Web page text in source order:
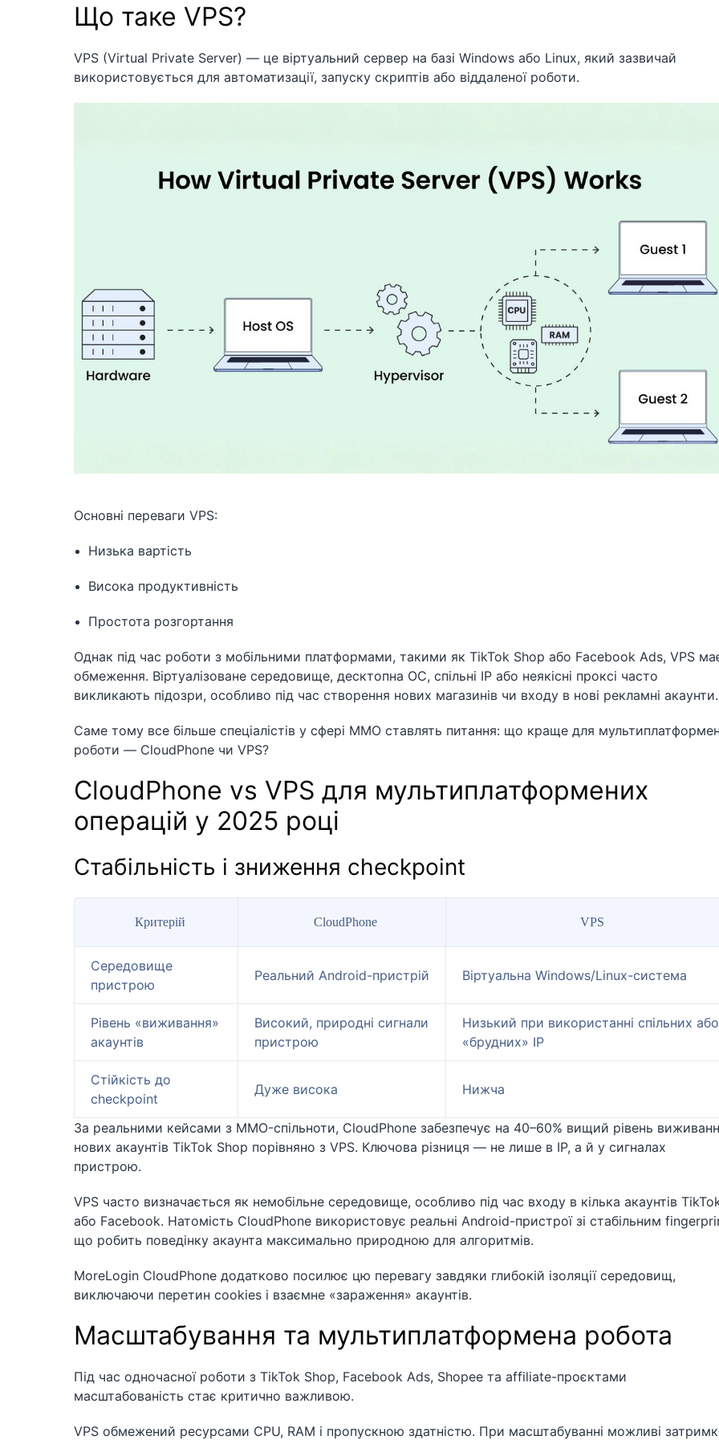
Що таке VPS?
VPS (Virtual Private Server) — це віртуальний сервер на базі Windows або Linux, який зазвичай
використовується для автоматизації, запуску скриптів або віддаленої роботи.
Основні переваги VPS:
Низька вартість
Висока продуктивність
Простота розгортання
Однак під час роботи з мобільними платформами, такими як TikTok Shop або Facebook Ads, VPS
обмеження. Віртуалізоване середовище, десктопна ОС, спільні IP або неякісні проксі часто
викликають підозри, особливо під час створення нових магазинів чи входу в нові рекламні акаунти.
Саме тому все більше спеціалістів у сфері MMO ставлять питання: що краще для
роботи — CloudPhone чи VPS?
CloudPhone vs VPS для мультиплатформених
операцій у 2025 році
Стабільність і зниження checkpoint
Критерій CloudPhone VPS
Середовище
пристрою
Реальний Android-пристрій Віртуальна Windows/Linux-система
Рівень «виживання»
акаунтів
Високий, природні сигнали
пристрою
Низький при використанні спільних або
«брудних» IP
Стійкість до
checkpoint
Дуже висока Нижча
За реальними кейсами з MMO-спільноти, CloudPhone забезпечує на 40–60% вищий рівень
нових акаунтів TikTok Shop порівняно з VPS. Ключова різниця — не лише в IP, а й у сигналах
пристрою.
VPS часто визначається як немобільне середовище, особливо під час входу в кілька акаунтів
або Facebook. Натомість CloudPhone використовує реальні Android-пристрої зі стабільним
що робить поведінку акаунта максимально природною для алгоритмів.
MoreLogin CloudPhone додатково посилює цю перевагу завдяки глибокій ізоляції середовищ,
виключаючи перетин cookies і взаємне «зараження» акаунтів.
Масштабування та мультиплатформена робота
Під час одночасної роботи з TikTok Shop, Facebook Ads, Shopee та affiliate-проєктами
масштабованість стає критично важливою.
VPS обмежений ресурсами CPU, RAM і пропускною здатністю. При масштабуванні можливі